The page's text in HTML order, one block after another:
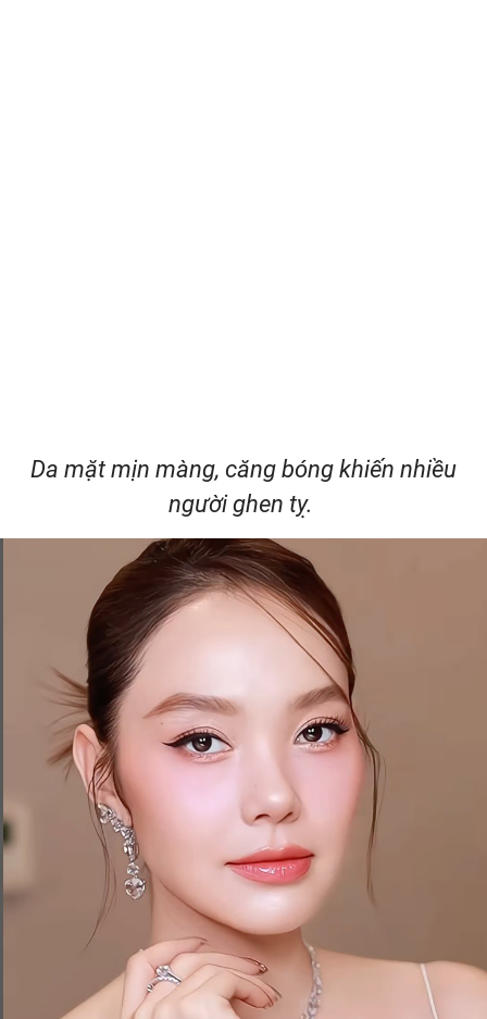
Da mặt mịn màng, căng bóng khiến nhiều
người ghen tỵ.